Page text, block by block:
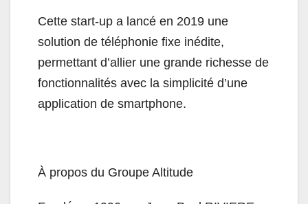
Cette start-up a lancé en 2019 une
solution de téléphonie fixe inédite,
permettant d’allier une grande richesse de
fonctionnalités avec la simplicité d’une
application de smartphone.
À propos du Groupe Altitude